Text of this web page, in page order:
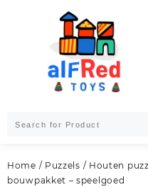
Home / Puzzels / Houten
bouwpakket – speelgoed